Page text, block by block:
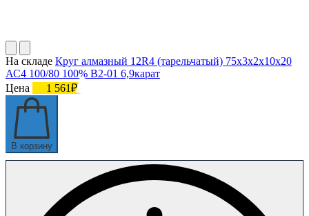
На складе Круг алмазный 12R4 (тарельчатый) 75х3х2х10х20
АС4 100/80 100% В2-01 6,9карат
Цена
1 561₽
В корзину